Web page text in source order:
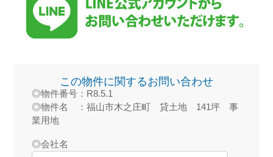
この物件に関するお問い合わせ
◎物件番号：R8.5.1
◎物件名 ：福山市木之庄町 貸土地 141坪 事
業用地
◎会社名